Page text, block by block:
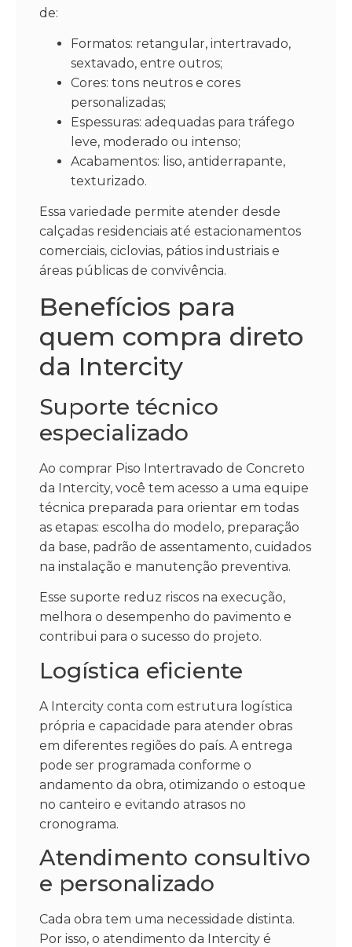
de:
Formatos: retangular, intertravado,
sextavado, entre outros;
Cores: tons neutros e cores
personalizadas;
Espessuras: adequadas para tráfego
leve, moderado ou intenso;
Acabamentos: liso, antiderrapante,
texturizado.
Essa variedade permite atender desde
calçadas residenciais até estacionamentos
comerciais, ciclovias, pátios industriais e
áreas públicas de convivência.
Benefícios para
quem compra direto
da Intercity
Suporte técnico
especializado
Ao comprar Piso Intertravado de Concreto
da Intercity, você tem acesso a uma equipe
técnica preparada para orientar em todas
as etapas: escolha do modelo, preparação
da base, padrão de assentamento, cuidados
na instalação e manutenção preventiva.
Esse suporte reduz riscos na execução,
melhora o desempenho do pavimento e
contribui para o sucesso do projeto.
Logística eficiente
A Intercity conta com estrutura logística
própria e capacidade para atender obras
em diferentes regiões do país. A entrega
pode ser programada conforme o
andamento da obra, otimizando o estoque
no canteiro e evitando atrasos no
cronograma.
Atendimento consultivo
e personalizado
Cada obra tem uma necessidade distinta.
Por isso, o atendimento da Intercity é